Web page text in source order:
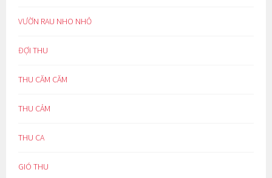
VƯỜN RAU NHO NHỎ
ĐỢI THU
THU CĂM CĂM
THU CẢM
THU CA
GIÓ THU